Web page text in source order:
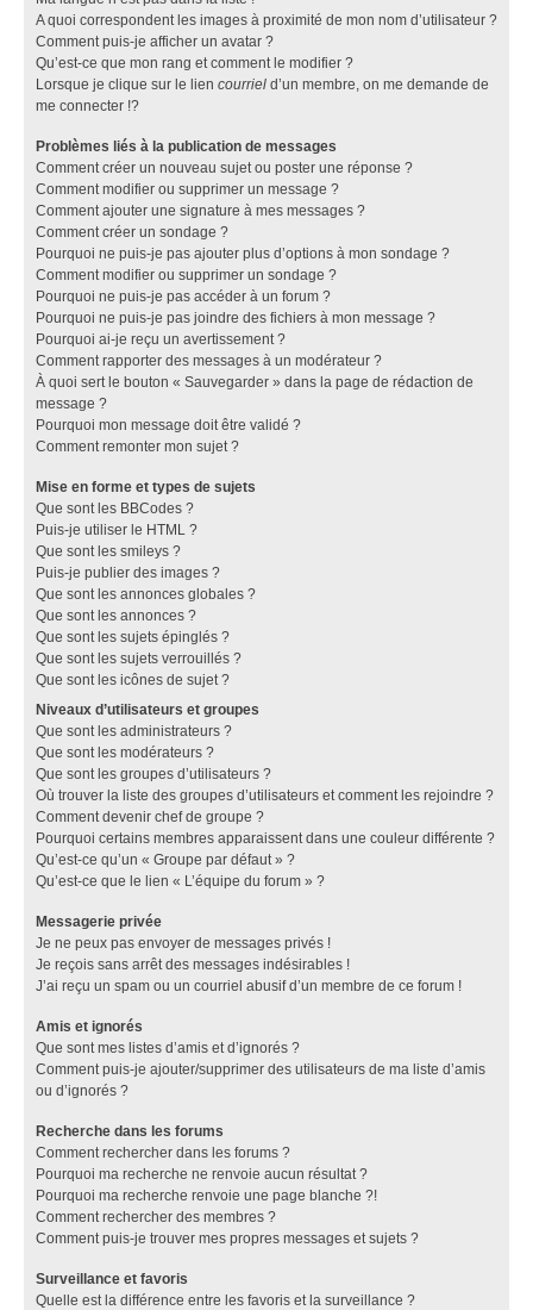
A quoi correspondent les images à proximité de mon nom d’utilisateur ?
Comment puis-je afficher un avatar ?
Qu’est-ce que mon rang et comment le modifier ?
Lorsque je clique sur le lien courriel d’un membre, on me demande de
me connecter !?
Problèmes liés à la publication de messages
Comment créer un nouveau sujet ou poster une réponse ?
Comment modifier ou supprimer un message ?
Comment ajouter une signature à mes messages ?
Comment créer un sondage ?
Pourquoi ne puis-je pas ajouter plus d’options à mon sondage ?
Comment modifier ou supprimer un sondage ?
Pourquoi ne puis-je pas accéder à un forum ?
Pourquoi ne puis-je pas joindre des fichiers à mon message ?
Pourquoi ai-je reçu un avertissement ?
Comment rapporter des messages à un modérateur ?
À quoi sert le bouton « Sauvegarder » dans la page de rédaction de
message ?
Pourquoi mon message doit être validé ?
Comment remonter mon sujet ?
Mise en forme et types de sujets
Que sont les BBCodes ?
Puis-je utiliser le HTML ?
Que sont les smileys ?
Puis-je publier des images ?
Que sont les annonces globales ?
Que sont les annonces ?
Que sont les sujets épinglés ?
Que sont les sujets verrouillés ?
Que sont les icônes de sujet ?
Niveaux d’utilisateurs et groupes
Que sont les administrateurs ?
Que sont les modérateurs ?
Que sont les groupes d’utilisateurs ?
Où trouver la liste des groupes d’utilisateurs et comment les rejoindre ?
Comment devenir chef de groupe ?
Pourquoi certains membres apparaissent dans une couleur différente ?
Qu’est-ce qu’un « Groupe par défaut » ?
Qu’est-ce que le lien « L’équipe du forum » ?
Messagerie privée
Je ne peux pas envoyer de messages privés !
Je reçois sans arrêt des messages indésirables !
J’ai reçu un spam ou un courriel abusif d’un membre de ce forum !
Amis et ignorés
Que sont mes listes d’amis et d’ignorés ?
Comment puis-je ajouter/supprimer des utilisateurs de ma liste d’amis
ou d’ignorés ?
Recherche dans les forums
Comment rechercher dans les forums ?
Pourquoi ma recherche ne renvoie aucun résultat ?
Pourquoi ma recherche renvoie une page blanche ?!
Comment rechercher des membres ?
Comment puis-je trouver mes propres messages et sujets ?
Surveillance et favoris
Quelle est la différence entre les favoris et la surveillance ?